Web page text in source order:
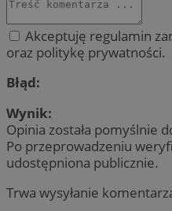
Akceptuję regulamin
oraz politykę prywatności.
Błąd:
Wynik:
Opinia została pomyślnie
Po przeprowadzeniu
udostępniona publicznie.
Trwa wysyłanie